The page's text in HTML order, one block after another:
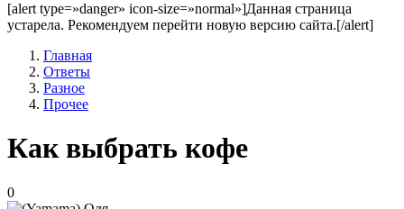
[alert type=»danger» icon-size=»normal»]Данная страница
устарела. Рекомендуем перейти новую версию сайта.[/alert]
Главная
Ответы
Разное
Прочее
Как выбрать кофе
0